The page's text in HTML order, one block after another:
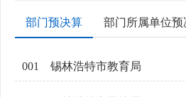
部门预决算 部门所属单位预
001 锡林浩特市教育局